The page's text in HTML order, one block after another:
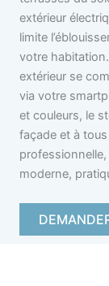
extérieur
limite
votre
extérieur se
via votre
et couleurs, le
façade et à
moderne,